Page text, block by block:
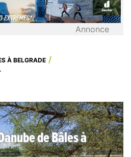
Annonce
À BELGRADE
de Bâles à